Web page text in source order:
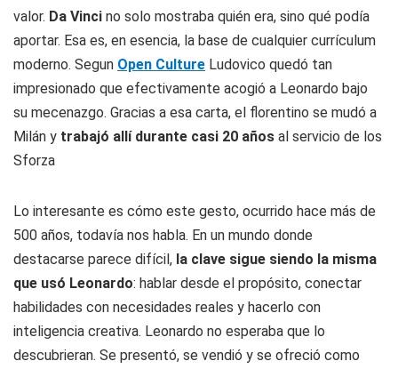
valor. Da Vinci no solo mostraba quién era, sino qué podía
aportar. Esa es, en esencia, la base de cualquier currículum
moderno. Segun Open Culture Ludovico quedó tan
impresionado que efectivamente acogió a Leonardo bajo
su mecenazgo. Gracias a esa carta, el florentino se mudó a
Milán y trabajó allí durante casi 20 años al servicio de los
Sforza
Lo interesante es cómo este gesto, ocurrido hace más de
500 años, todavía nos habla. En un mundo donde
destacarse parece difícil, la clave sigue siendo la misma
que usó Leonardo: hablar desde el propósito, conectar
habilidades con necesidades reales y hacerlo con
inteligencia creativa. Leonardo no esperaba que lo
descubrieran. Se presentó, se vendió y se ofreció como